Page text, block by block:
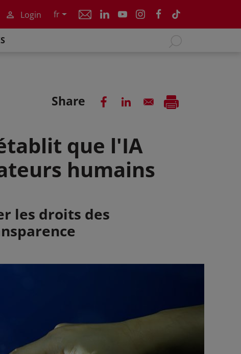
Login fr
Share
que l'IA
humains
les droits des